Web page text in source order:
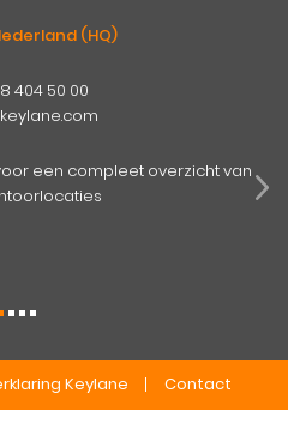
(HQ)
404 50 00
een compleet overzicht van
Keylane Contact